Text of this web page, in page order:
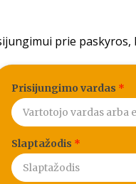
prie paskyros,
Prisijungimo vardas *
Slaptažodis *